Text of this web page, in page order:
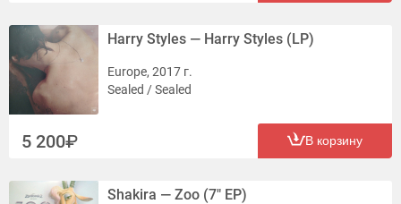
Harry Styles — Harry Styles (LP)
Europe, 2017 г.
Sealed / Sealed
5 200 В корзину
Shakira — Zoo (7" EP)